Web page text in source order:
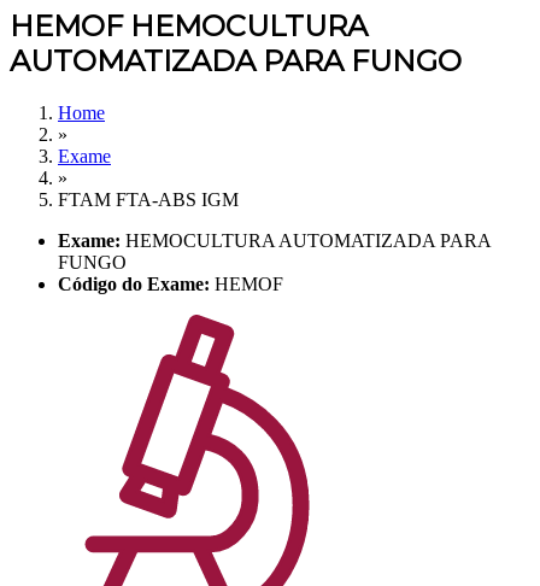
HEMOF HEMOCULTURA
AUTOMATIZADA PARA FUNGO
Home
»
Exame
»
FTAM FTA-ABS IGM
Exame: HEMOCULTURA AUTOMATIZADA PARA
FUNGO
Código do Exame: HEMOF